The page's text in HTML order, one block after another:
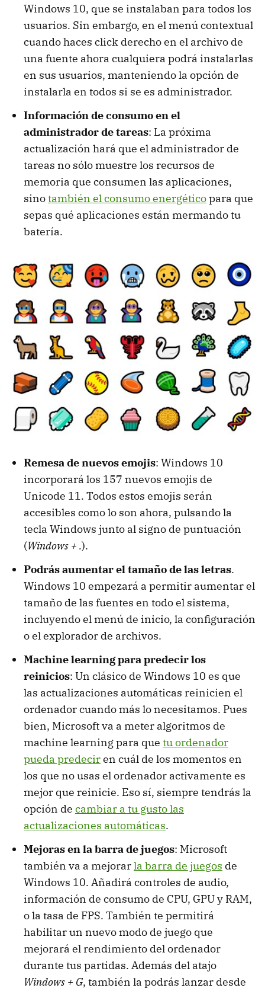
Windows 10, que se instalaban para todos los
usuarios. Sin embargo, en el menú contextual
cuando haces click derecho en el archivo de
una fuente ahora cualquiera podrá instalarlas
en sus usuarios, manteniendo la opción de
instalarla en todos si se es administrador.
Información de consumo en el
administrador de tareas: La próxima
actualización hará que el administrador de
tareas no sólo muestre los recursos de
memoria que consumen las aplicaciones,
sinotambién el consumo energéticopara que
sepas qué aplicaciones están mermando tu
batería.
Remesa de nuevos emojis: Windows 10
incorporará los 157 nuevos emojis de
Unicode 11. Todos estos emojis serán
accesibles como lo son ahora, pulsando la
tecla Windows junto al signo de puntuación
(Windows + .).
Podrás aumentar el tamaño de las letras.
Windows 10 empezará a permitir aumentar el
tamaño de las fuentes en todo el sistema,
incluyendo el menú de inicio, la configuración
o el explorador de archivos.
Machine learning para predecir los
reinicios: Un clásico de Windows 10 es que
las actualizaciones automáticas reinicien el
ordenador cuando más lo necesitamos. Pues
bien, Microsoft va a meter algoritmos de
machine learning para que tu ordenador
pueda predeciren cuál de los momentos en
los que no usas el ordenador activamente es
mejor que reinicie. Eso sí, siempre tendrás la
opción de cambiar a tu gusto las
actualizaciones automáticas.
Mejoras en la barra de juegos: Microsoft
también va a mejorarla barra de juegos de
Windows 10. Añadirá controles de audio,
información de consumo de CPU, GPU y RAM,
o la tasa de FPS. También te permitirá
habilitar un nuevo modo de juego que
mejorará el rendimiento del ordenador
durante tus partidas. Además del atajo
Windows + G, también la podrás lanzar desde